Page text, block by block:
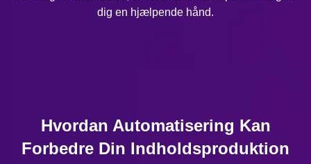
dig en hjælpende hånd.
Hvordan Automatisering Kan
Forbedre Din Indholdsproduktion